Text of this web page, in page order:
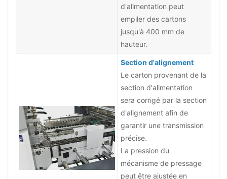
d'alimentation peut
empiler des cartons
jusqu'à 400 mm de
hauteur.
Section d'alignement
Le carton provenant de la
section d'alimentation
sera corrigé par la section
d'alignement afin de
garantir une transmission
précise.
La pression du
mécanisme de pressage
peut être ajustée en